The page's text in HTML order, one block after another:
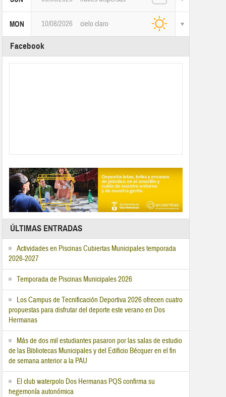
MON 10/08/2026 cielo claro
Facebook
ÚLTIMAS ENTRADAS
Actividades en Piscinas Cubiertas Municipales temporada
2026-2027
Temporada de Piscinas Municipales 2026
Los Campus de Tecnificación Deportiva 2026 ofrecen cuatro
propuestas para disfrutar del deporte este verano en Dos
Hermanas
Más de dos mil estudiantes pasaron por las salas de estudio
de las Bibliotecas Municipales y del Edificio Bécquer en el fin
de semana anterior a la PAU
El club waterpolo Dos Hermanas PQS confirma su
hegemonía autonómica